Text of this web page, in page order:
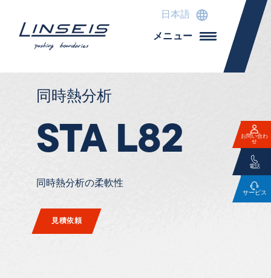
日本語
メニュー
同時熱分析
STA L82
同時熱分析の柔軟性
見積依頼
お問い合わ
せ
電話
サービス